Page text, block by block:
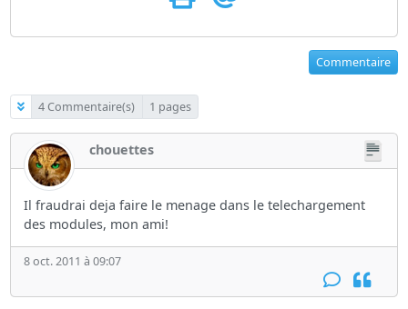
Commentaire
4 Commentaire(s) 1 pages
chouettes
Il fraudrai deja faire le menage dans le telechargement
des modules, mon ami!
8 oct. 2011 à 09:07